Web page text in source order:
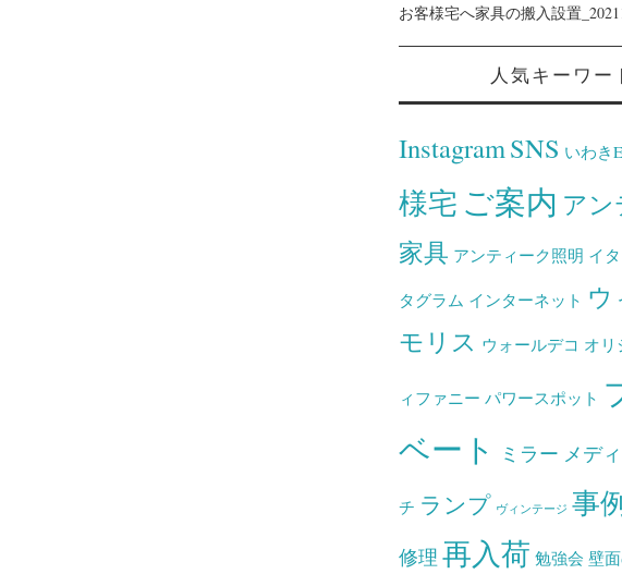
お客様宅へ家具の搬入設置
人気キーワー
InstagramSNS いわき
様宅 ご案内 アン
家具 アンティーク照明 イ
タグラム インターネット ウ
モリス ウォールデコ オリ
ィファニー パワースポット
ベート
ミラー メデ
チ ランプ ヴィンテージ 事
修理 再入荷 勉強会 壁